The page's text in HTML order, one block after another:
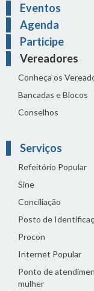
Eventos
Agenda
Participe
Vereadores
Conheça os
Bancadas e Blocos
Conselhos
Serviços
Refeitório Popular
Sine
Conciliação
Posto de
Procon
Internet Popular
Ponto de
mulher